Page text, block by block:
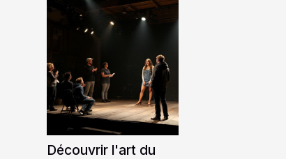
Découvrir l'art du